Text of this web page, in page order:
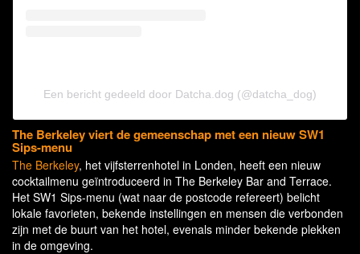
Een bericht gedeeld door Datcha.dog (@datcha_dog)
The Berkeley viert de gemeenschap met een nieuw SW1
Sips-menu
The Berkeley, het vijfsterrenhotel in Londen, heeft een nieuw
cocktailmenu geïntroduceerd in The Berkeley Bar and Terrace.
Het SW1 Sips-menu (wat naar de postcode refereert) belicht
lokale favorieten, bekende instellingen en mensen die verbonden
zijn met de buurt van het hotel, evenals minder bekende plekken
in de omgeving.